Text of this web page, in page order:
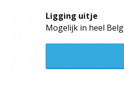
Ligging uitje
Mogelijk in heel